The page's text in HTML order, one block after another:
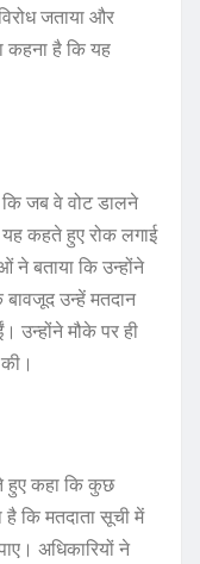
जताया और
कहना है कि यह
जब वे वोट डालने
यह कहते हुए रोक लगाई
ने बताया कि उन्होंने
उन्हें मतदान
उन्होंने मौके पर ही
हुए कहा कि कुछ
कि मतदाता सूची में
अधिकारियों ने